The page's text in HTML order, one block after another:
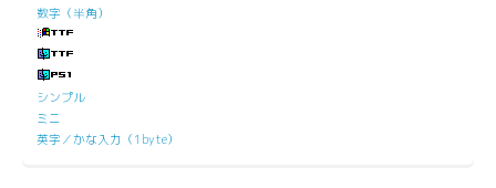
数字（半角）
シンプル
ミニ
英字／かな入力（1byte）